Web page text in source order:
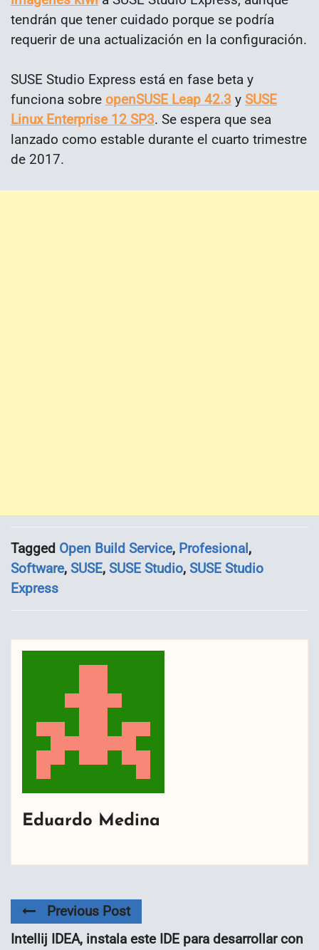
tendrán que tener cuidado porque se podría
requerir de una actualización en la configuración.
SUSE Studio Express está en fase beta y
funciona sobre openSUSE Leap 42.3 y SUSE
Linux Enterprise 12 SP3. Se espera que sea
lanzado como estable durante el cuarto trimestre
de 2017.
Tagged Open Build Service, Profesional,
Software, SUSE, SUSE Studio, SUSE Studio
Express
Eduardo Medina
Previous Post
Intellij IDEA, instala este IDE para desarrollar con